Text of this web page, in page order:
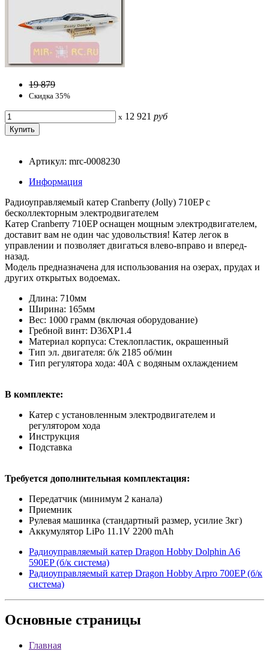
19 879
Скидка 35%
x 12 921 руб
Артикул: mrc-0008230
Информация
Радиоуправляемый катер Cranberry (Jolly) 710EP с
бесколлекторным электродвигателем
Катер Cranberry 710EP оснащен мощным электродвигателем,
доставит вам не один час удовольствия! Катер легок в
управлении и позволяет двигаться влево-вправо и вперед-
назад.
Модель предназначена для использования на озерах, прудах и
других открытых водоемах.
Длина: 710мм
Ширина: 165мм
Вес: 1000 грамм (включая оборудование)
Гребной винт: D36XP1.4
Материал корпуса: Стеклопластик, окрашенный
Тип эл. двигателя: б/к 2185 об/мин
Тип регулятора хода: 40А с водяным охлаждением
В комплекте:
Катер с установленным электродвигателем и
регулятором хода
Инструкция
Подставка
Требуется дополнительная комплектация:
Передатчик (минимум 2 канала)
Приемник
Рулевая машинка (стандартный размер, усилие 3кг)
Аккумулятор LiPo 11.1V 2200 mAh
Радиоуправляемый катер Dragon Hobby Dolphin A6
590EP (б/к система)
Радиоуправляемый катер Dragon Hobby Arpro 700EP (б/к
система)
Основные страницы
Главная